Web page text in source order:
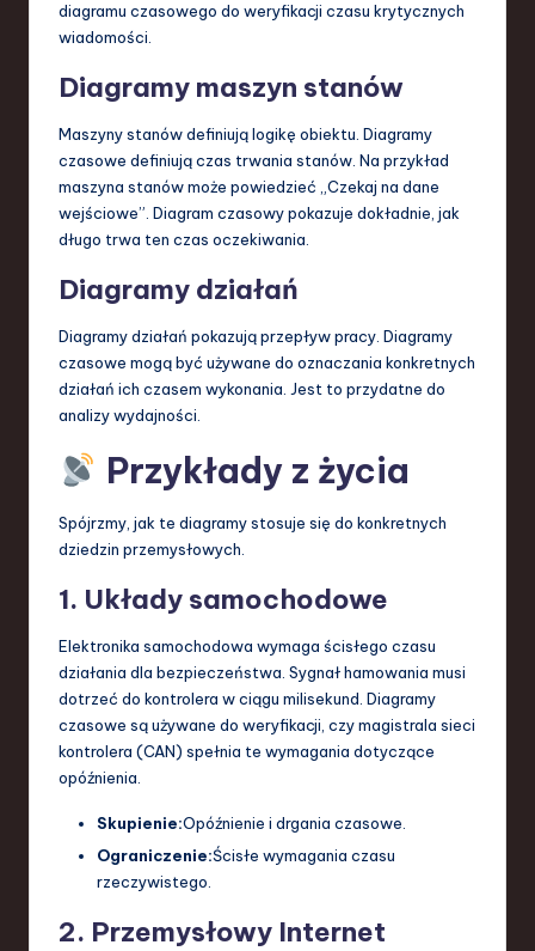
diagramu czasowego do weryfikacji czasu krytycznych
wiadomości.
Diagramy maszyn stanów
Maszyny stanów definiują logikę obiektu. Diagramy
czasowe definiują czas trwania stanów. Na przykład
maszyna stanów może powiedzieć „Czekaj na dane
wejściowe”. Diagram czasowy pokazuje dokładnie, jak
długo trwa ten czas oczekiwania.
Diagramy działań
Diagramy działań pokazują przepływ pracy. Diagramy
czasowe mogą być używane do oznaczania konkretnych
działań ich czasem wykonania. Jest to przydatne do
analizy wydajności.
Przykłady z życia
Spójrzmy, jak te diagramy stosuje się do konkretnych
dziedzin przemysłowych.
1. Układy samochodowe
Elektronika samochodowa wymaga ścisłego czasu
działania dla bezpieczeństwa. Sygnał hamowania musi
dotrzeć do kontrolera w ciągu milisekund. Diagramy
czasowe są używane do weryfikacji, czy magistrala sieci
kontrolera (CAN) spełnia te wymagania dotyczące
opóźnienia.
Skupienie:Opóźnienie i drgania czasowe.
Ograniczenie:Ścisłe wymagania czasu
rzeczywistego.
2. Przemysłowy Internet